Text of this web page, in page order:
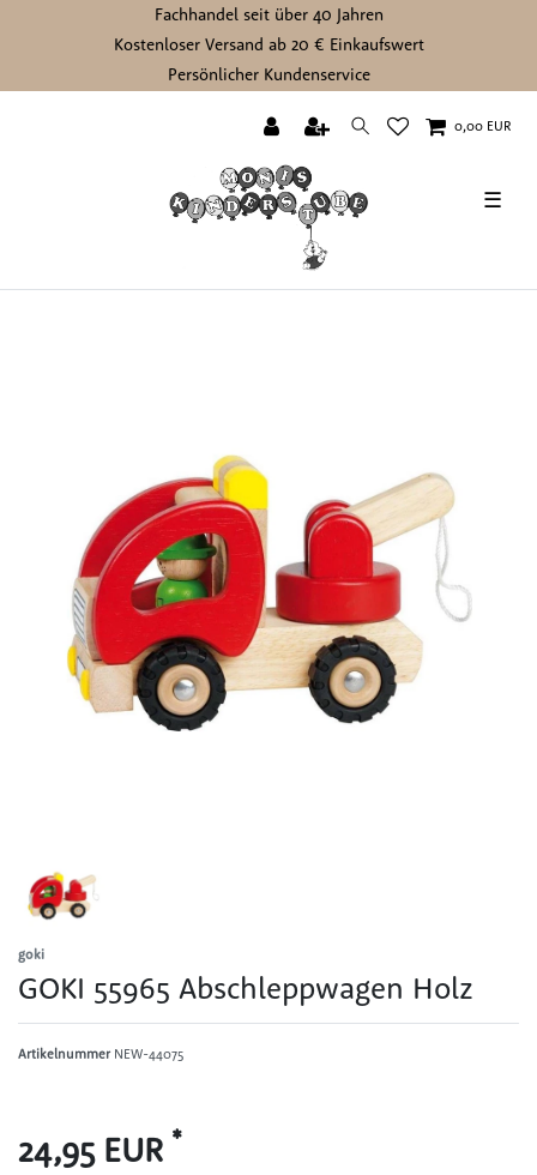
Fachhandel seit über 40 Jahren
Kostenloser Versand ab 20 € Einkaufswert
Persönlicher Kundenservice
0,00 EUR
☰
goki
GOKI 55965 Abschleppwagen Holz
Artikelnummer NEW-44075
24,95 EUR *